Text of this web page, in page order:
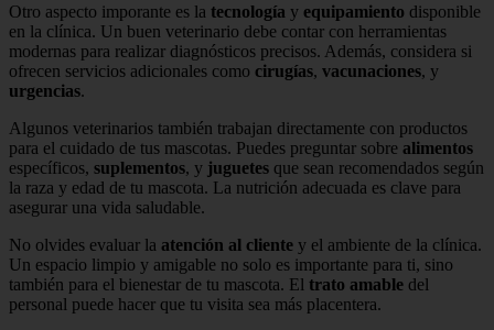
Otro aspecto imporante es la tecnología y equipamiento disponible
en la clínica. Un buen veterinario debe contar con herramientas
modernas para realizar diagnósticos precisos. Además, considera si
ofrecen servicios adicionales como cirugías, vacunaciones, y
urgencias.
Algunos veterinarios también trabajan directamente con productos
para el cuidado de tus mascotas. Puedes preguntar sobre alimentos
específicos, suplementos, y juguetes que sean recomendados según
la raza y edad de tu mascota. La nutrición adecuada es clave para
asegurar una vida saludable.
No olvides evaluar la atención al cliente y el ambiente de la clínica.
Un espacio limpio y amigable no solo es importante para ti, sino
también para el bienestar de tu mascota. El trato amable del
personal puede hacer que tu visita sea más placentera.